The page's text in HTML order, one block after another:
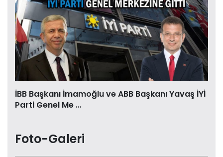
İBB Başkanı İmamoğlu ve ABB Başkanı Yavaş İYİ
Parti Genel Me ...
Foto-Galeri